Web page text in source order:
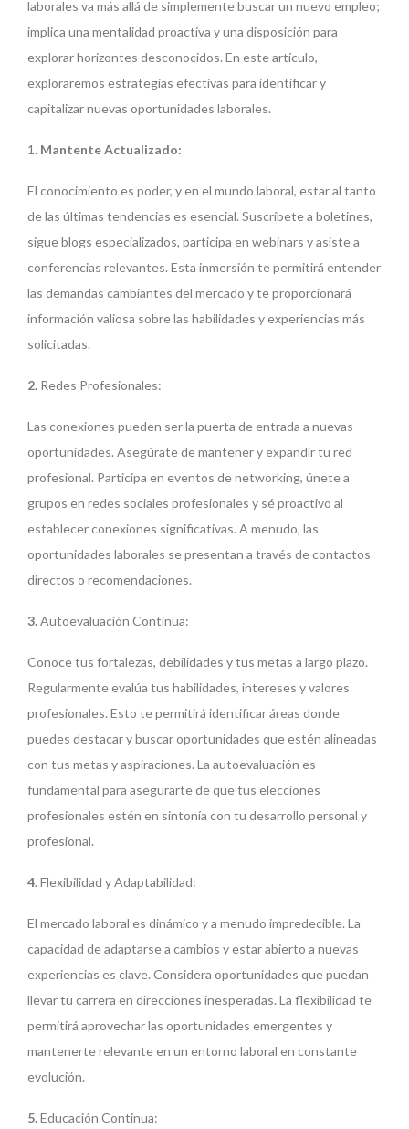
laborales va más allá de simplemente buscar un nuevo empleo;
implica una mentalidad proactiva y una disposición para
explorar horizontes desconocidos. En este artículo,
exploraremos estrategias efectivas para identificar y
capitalizar nuevas oportunidades laborales.
1. Mantente Actualizado:
El conocimiento es poder, y en el mundo laboral, estar al tanto
de las últimas tendencias es esencial. Suscríbete a boletines,
sigue blogs especializados, participa en webinars y asiste a
conferencias relevantes. Esta inmersión te permitirá entender
las demandas cambiantes del mercado y te proporcionará
información valiosa sobre las habilidades y experiencias más
solicitadas.
2. Redes Profesionales:
Las conexiones pueden ser la puerta de entrada a nuevas
oportunidades. Asegúrate de mantener y expandir tu red
profesional. Participa en eventos de networking, únete a
grupos en redes sociales profesionales y sé proactivo al
establecer conexiones significativas. A menudo, las
oportunidades laborales se presentan a través de contactos
directos o recomendaciones.
3.Autoevaluación Continua:
Conoce tus fortalezas, debilidades y tus metas a largo plazo.
Regularmente evalúa tus habilidades, intereses y valores
profesionales. Esto te permitirá identificar áreas donde
puedes destacar y buscar oportunidades que estén alineadas
con tus metas y aspiraciones. La autoevaluación es
fundamental para asegurarte de que tus elecciones
profesionales estén en sintonía con tu desarrollo personal y
profesional.
4.Flexibilidad y Adaptabilidad:
El mercado laboral es dinámico y a menudo impredecible. La
capacidad de adaptarse a cambios y estar abierto a nuevas
experiencias es clave. Considera oportunidades que puedan
llevar tu carrera en direcciones inesperadas. La flexibilidad te
permitirá aprovechar las oportunidades emergentes y
mantenerte relevante en un entorno laboral en constante
evolución.
5.Educación Continua: